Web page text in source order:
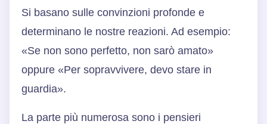
Si basano sulle convinzioni profonde e
determinano le nostre reazioni. Ad esempio:
«Se non sono perfetto, non sarò amato»
oppure «Per sopravvivere, devo stare in
guardia».
La parte più numerosa sono i pensieri